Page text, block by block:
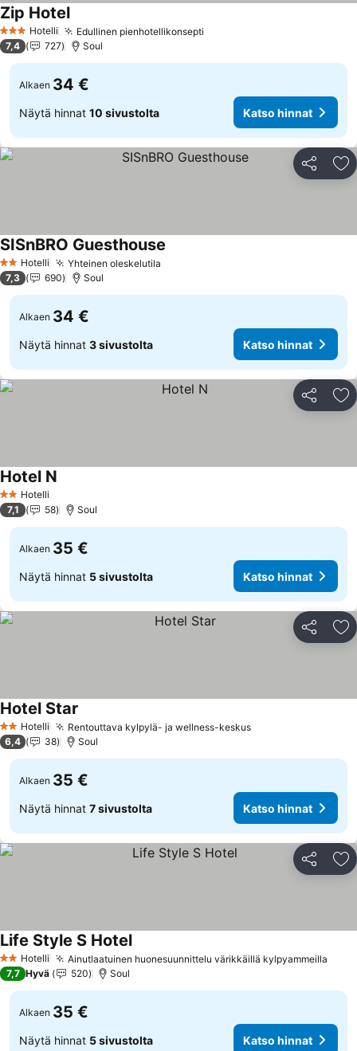
3 Tähtiluokitus
Hotelli Edullinen pienhotellikonsepti
Zip Hotel
7,4 727 Soul
Alkaen 34 €
Näytä hinnat 10 sivustolta Katso hinnat
Jaa
2 Tähtiluokitus
Hotelli Yhteinen oleskelutila
SISnBRO Guesthouse
7,3 690 Soul
Alkaen 34 €
Näytä hinnat 3 sivustolta Katso hinnat
Jaa
2 Tähtiluokitus
Hotelli
Hotel N
7,1 58 Soul
Alkaen 35 €
Näytä hinnat 5 sivustolta Katso hinnat
Jaa
2 Tähtiluokitus
Hotelli Rentouttava kylpylä- ja wellness-keskus
Hotel Star
6,4 38 Soul
Alkaen 35 €
Näytä hinnat 7 sivustolta Katso hinnat
Jaa
2 Tähtiluokitus
Hotelli Ainutlaatuinen huonesuunnittelu värikkäillä kylpyammeilla
Life Style S Hotel
7,7 Hyvä 520 Soul
Alkaen 35 €
Näytä hinnat 5 sivustolta Katso hinnat